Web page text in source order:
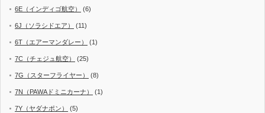
6E（インディゴ航空） (6)
6J（ソラシドエア） (11)
6T（エアーマンダレー） (1)
7C（チェジュ航空） (25)
7G（スターフライヤー） (8)
7N（PAWAドミニカーナ） (1)
7Y（ヤダナポン） (5)